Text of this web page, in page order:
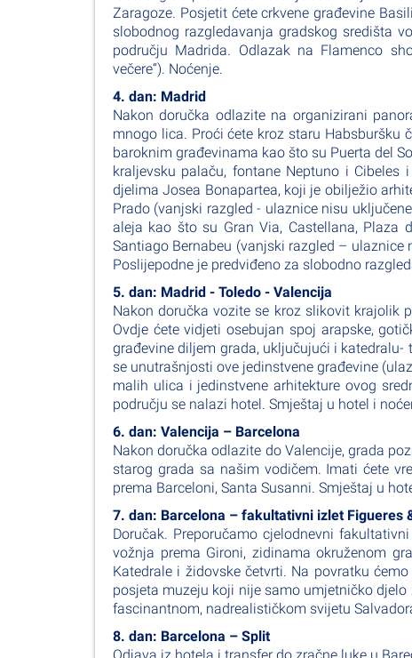
Zaragoze. Posjetit ćete crkvene građevine
slobodnog razgledavanja gradskog središta
području Madrida. Odlazak na Flamenco
večere“). Noćenje.
4. dan: Madrid
Nakon doručka odlazite na organizirani
mnogo lica. Proći ćete kroz staru Habsburšku
baroknim građevinama kao što su Puerta del
kraljevsku palaču, fontane Neptuno i Cibeles
djelima Josea Bonapartea, koji je obilježio
Prado (vanjski razgled - ulaznice nisu
aleja kao što su Gran Via, Castellana, Plaza
Santiago Bernabeu (vanjski razgled –
Poslijepodne je predviđeno za slobodno
5. dan: Madrid - Toledo - Valencija
Nakon doručka vozite se kroz slikovit krajolik
Ovdje ćete vidjeti osebujan spoj arapske,
građevine diljem grada, uključujući i katedralu-
se unutrašnjosti ove jedinstvene građevine
malih ulica i jedinstvene arhitekture ovog
području se nalazi hotel. Smještaj u hotel i
6. dan: Valencija – Barcelona
Nakon doručka odlazite do Valencije, grada
starog grada sa našim vodičem. Imati ćete
prema Barceloni, Santa Susanni. Smještaj u
7. dan: Barcelona – fakultativni izlet Figueres
Doručak. Preporučamo cjelodnevni
vožnja prema Gironi, zidinama okruženom
Katedrale i židovske četvrti. Na povratku
posjeta muzeju koji nije samo umjetničko
fascinantnom, nadrealističkom svijetu
8. dan: Barcelona – Split